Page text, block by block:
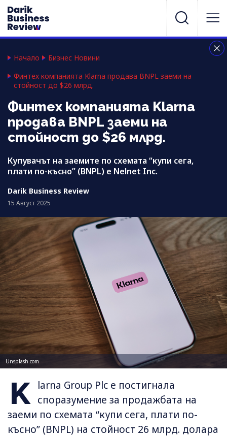
Начало
Бизнес Новини
Финтех компанията Klarna продава BNPL заеми на
стойност до $26 млрд.
Финтех компанията Klarna
продава BNPL заеми на
стойност до $26 млрд.
Купувачът на заемите по схемата “купи сега,
плати по-късно” (BNPL) е Nelnet Inc.
Darik Business Review
15 Август 2025
Unsplash.com
K
larna Group Plc е постигнала
споразумение за продажбата на
заеми по схемата “купи сега, плати по-
късно” (BNPL) на стойност 26 млрд. долара